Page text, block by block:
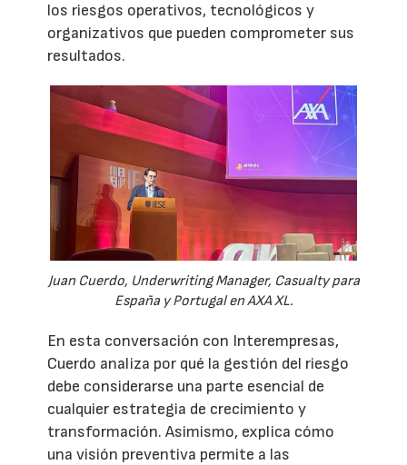
los riesgos operativos, tecnológicos y
organizativos que pueden comprometer sus
resultados.
Juan Cuerdo, Underwriting Manager, Casualty para
España y Portugal en AXA XL.
En esta conversación con Interempresas,
Cuerdo analiza por qué la gestión del riesgo
debe considerarse una parte esencial de
cualquier estrategia de crecimiento y
transformación. Asimismo, explica cómo
una visión preventiva permite a las